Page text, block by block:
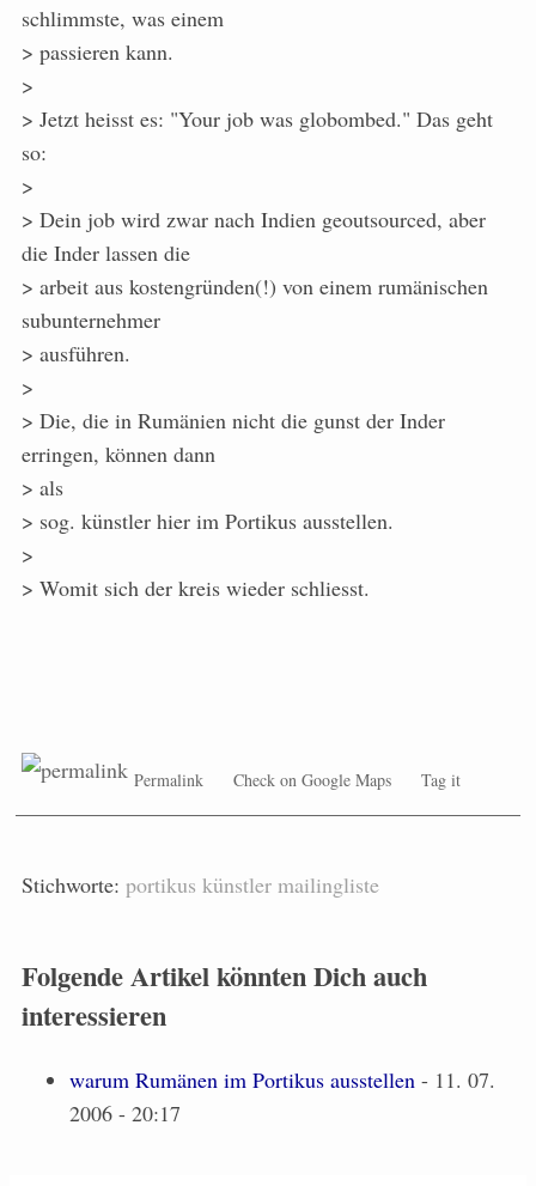
schlimmste, was einem
> passieren kann.
>
> Jetzt heisst es: "Your job was globombed." Das geht
so:
>
> Dein job wird zwar nach Indien geoutsourced, aber
die Inder lassen die
> arbeit aus kostengründen(!) von einem rumänischen
subunternehmer
> ausführen.
>
> Die, die in Rumänien nicht die gunst der Inder
erringen, können dann
> als
> sog. künstler hier im Portikus ausstellen.
>
> Womit sich der kreis wieder schliesst.
Permalink Check on Google Maps Tag it
Stichworte: portikus künstler mailingliste
Folgende Artikel könnten Dich auch
interessieren
warum Rumänen im Portikus ausstellen - 11. 07.
2006 - 20:17